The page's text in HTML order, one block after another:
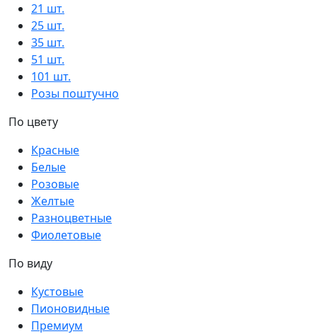
21 шт.
25 шт.
35 шт.
51 шт.
101 шт.
Розы поштучно
По цвету
Красные
Белые
Розовые
Желтые
Разноцветные
Фиолетовые
По виду
Кустовые
Пионовидные
Премиум